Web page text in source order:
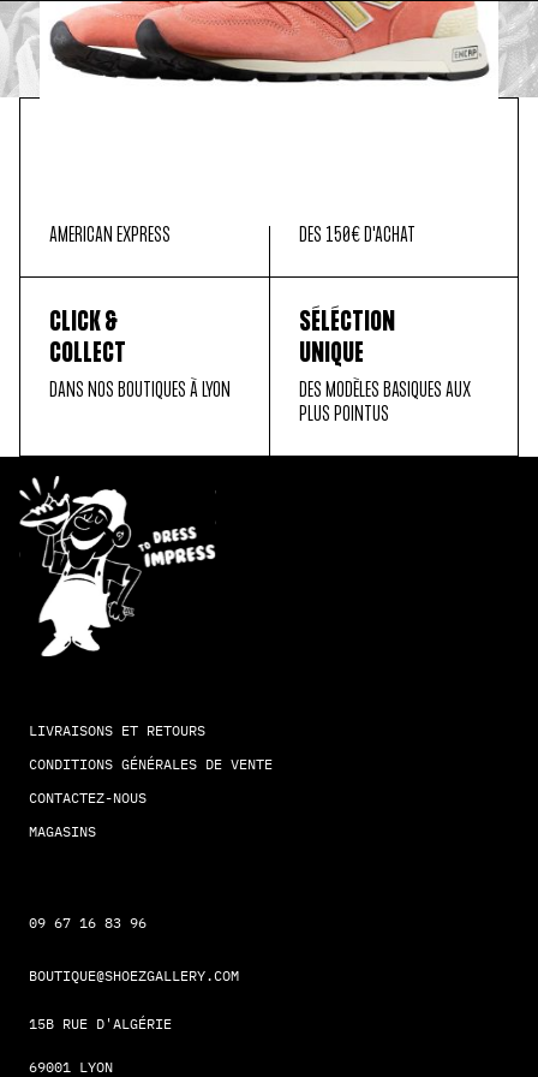
AMERICAN EXPRESS
DÈS 150€ D'ACHAT
CLICK &
COLLECT
DANS NOS BOUTIQUES À LYON
SÉLÉCTION
UNIQUE
DES MODÈLES BASIQUES AUX
PLUS POINTUS
LIVRAISONS ET RETOURS
CONDITIONS GÉNÉRALES DE VENTE
CONTACTEZ-NOUS
MAGASINS
09 67 16 83 96
BOUTIQUE@SHOEZGALLERY.COM
15B RUE D'ALGÉRIE
69001 LYON